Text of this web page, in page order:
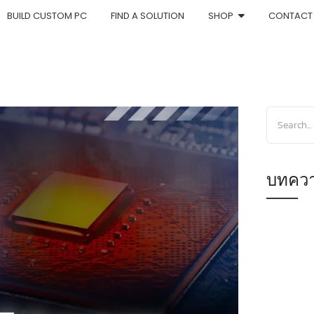
BUILD CUSTOM PC FIND A SOLUTION SHOP CONTACT
บทคว